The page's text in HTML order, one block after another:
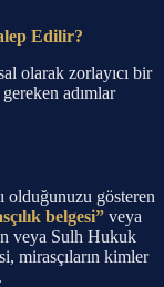
Edilir?
olarak zorlayıcı bir
adımlar
olduğunuzu gösteren
belgesi” veya
veya Sulh Hukuk
mirasçıların kimler